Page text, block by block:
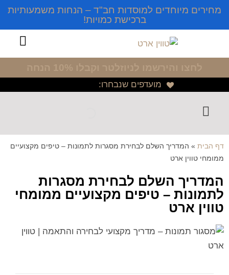
מחירים מיוחדים למוסדות חב"ד – הנחות משמעותיות
ברכישת כמויות!
מועדפים שנבחרו:
דף הבית » המדריך השלם לבחירת מסגרות לתמונות – טיפים מקצועיים
ממומחי טווין ארט
המדריך השלם לבחירת מסגרות
לתמונות – טיפים מקצועיים ממומחי
טווין ארט